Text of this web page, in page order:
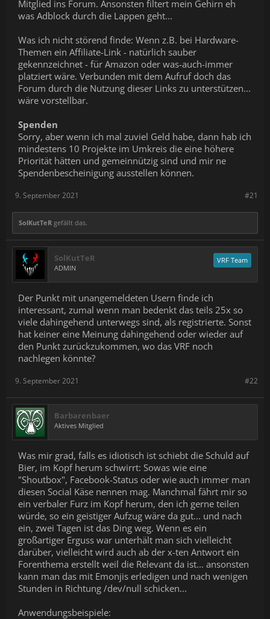
Mitglied ins Forum. Ansonsten filtert mein Gehirn eh
was Adblock durch die Lappen geht...
Was ich nicht störend finde: Wenn z.B. bei Hardware-
Themen ein Affiliate-Link - natürlich sauber
gekennzeichnet - für Amazon oder was-auch-immer
platziert wäre. Verbunden mit dem Aufruf doch das
Forum durch die Nutzung dieser Links zu unterstützen...
wäre vorstellbar.
Spenden
Sorry, aber wenn ich mal zuviel Geld habe, dann hab ich
mindestens 10 Projekte im Umkreis die eine höhere
Priorität hätten und gemeinnützig sind und mir ne
Spendenbescheinigung ausstellen können.
#21
9. September 2021
SolKutTeR gefällt das.
SolKutTeR
ADMIN
VRF Team
Der Punkt mit unangemeldeten Usern finde ich
interessant, zumal wenn man bedenkt das teils 25x so
viele dahingehend unterwegs sind, als registrierte. Sonst
hat keiner eine Meinung dahingehend oder wieder auf
den Punkt zurückzukommen, wo das VRF noch
nachlegen könnte?
#22
9. September 2021
Barbarenbaer
Aktives Mitglied
Was mir grad, falls es idiotisch ist schiebt die Schuld auf
Bier, im Kopf herum schwirrt: Sowas wie eine
"Shoutbox", Facebook-Status oder wie auch immer man
diesen Social Käse nennen mag. Manchmal fährt mir so
ein verbaler Furz im Kopf herum, den ich gerne teilen
würde, so ein geistiger Aufzug wäre da gut... und nach
ein, zwei Tagen ist das Ding weg. Wenn es ein
großartiger Erguss war unterhält man sich vielleicht
darüber, vielleicht wird auch ab der x-ten Antwort ein
Forenthema erstellt weil die Relevant da ist... ansonsten
kann man das mit Emonjis erledigen und nach wenigen
Stunden in Richtung /dev/null schicken...
Anwendungsbeispiele: